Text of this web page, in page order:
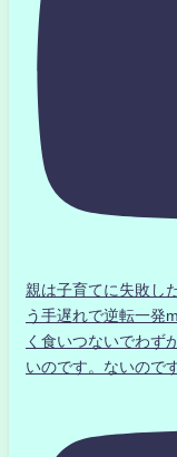
親は子育てに失敗し
う手遅れで逆転一発
く食いつないでわず
いのです。ないのです